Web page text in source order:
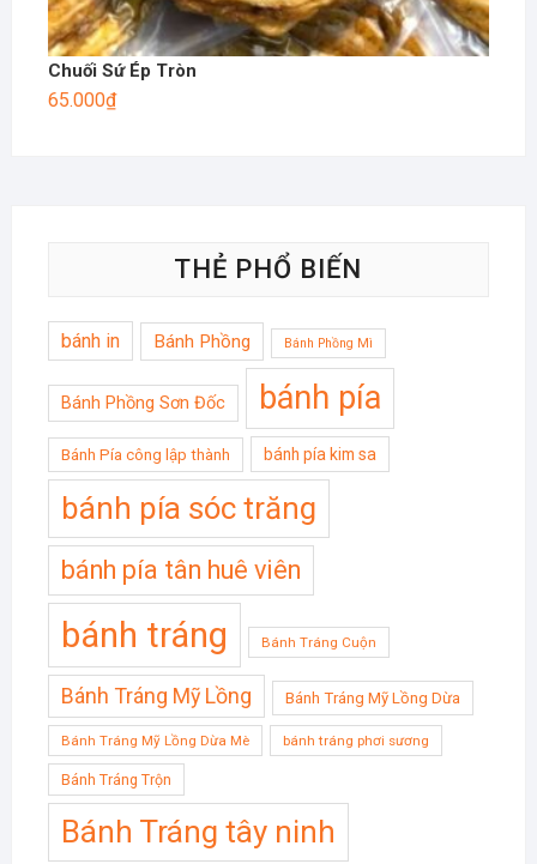
Chuối Sứ Ép Tròn
65.000₫
THẺ PHỔ BIẾN
bánh in Bánh Phồng Bánh Phồng Mì
Bánh Phồng Sơn Đốc bánh pía
Bánh Pía công lập thành bánh pía kim sa
bánh pía sóc trăng
bánh pía tân huê viên
bánh tráng Bánh Tráng Cuộn
Bánh Tráng Mỹ Lồng Bánh Tráng Mỹ Lồng Dừa
Bánh Tráng Mỹ Lồng Dừa Mè bánh tráng phơi sương
Bánh Tráng Trộn
Bánh Tráng tây ninh